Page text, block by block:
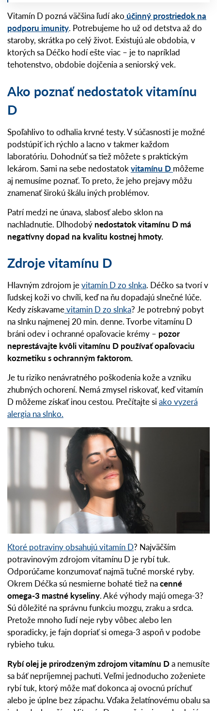
Vitamín D pozná väčšina ľudí ako účinný prostriedok na
podporu imunity. Potrebujeme ho už od detstva až do
staroby, skrátka po celý život. Existujú ale obdobia, v
ktorých sa Déčko hodí ešte viac – je to napríklad
tehotenstvo, obdobie dojčenia a seniorský vek.
Ako poznať nedostatok vitamínu
D
Spoľahlivo to odhalia krvné testy. V súčasnosti je možné
podstúpiť ich rýchlo a lacno v takmer každom
laboratóriu. Dohodnúť sa tiež môžete s praktickým
lekárom. Sami na sebe nedostatok vitamínu D môžeme
aj nemusíme poznať. To preto, že jeho prejavy môžu
znamenať širokú škálu iných problémov.
Patrí medzi ne únava, slabosť alebo sklon na
nachladnutie. Dlhodobý nedostatok vitamínu D má
negatívny dopad na kvalitu kostnej hmoty.
Zdroje vitamínu D
Hlavným zdrojom jevitamín D zo slnka. Déčko sa tvorí v
ľudskej koži vo chvíli, keď na ňu dopadajú slnečné lúče.
Kedy získavamevitamin D zo slnka? Je potrebný pobyt
na slnku najmenej 20 min. denne. Tvorbe vitamínu D
bráni odev i ochranné opaľovacie krémy – pozor
neprestávajte kvôli vitamínu D používať opaľovaciu
kozmetiku s ochranným faktorom.
Je tu riziko nenávratného poškodenia kože a vzniku
zhubných ochorení. Nemá zmysel riskovať, keď vitamín
D môžeme získať inou cestou. Prečítajte si ako vyzerá
alergia na slnko.
Ktoré potraviny obsahujú vitamín D? Najväčším
potravinovým zdrojom vitamínu D je rybí tuk.
Odporúčame konzumovať najmä tučné morské ryby.
Okrem Déčka sú nesmierne bohaté tiež nacenné
omega-3 mastné kyseliny. Aké výhody majú omega-3?
Sú dôležité na správnu funkciu mozgu, zraku a srdca.
Pretože mnoho ľudí neje ryby vôbec alebo len
sporadicky, je fajn dopriať si omega-3 aspoň v podobe
rybieho tuku.
Rybí olej je prirodzeným zdrojom vitamínu Da nemusíte
sa báť nepríjemnej pachuti. Veľmi jednoducho zoženiete
rybí tuk, ktorý môže mať dokonca aj ovocnú príchuť
alebo je úplne bez zápachu. Vďaka želatínovému obalu sa